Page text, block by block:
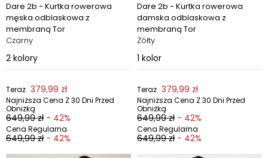
Dare 2b - Kurtka rowerowa
męska odblaskowa z
membraną Tor
Czarny
2 kolory
Teraz 379,99 zł
Najniższa Cena Z 30 Dni Przed
Obniżką
649,99 zł - 42%
Cena Regularna
649,99 zł - 42%
Dare 2b - Kurtka rowerowa
damska odblaskowa z
membraną Tor
Żółty
1 kolor
Teraz 379,99 zł
Najniższa Cena Z 30 Dni Przed
Obniżką
649,99 zł - 42%
Cena Regularna
649,99 zł - 42%